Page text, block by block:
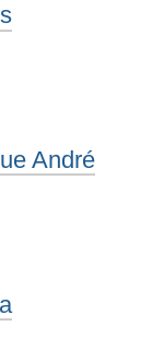
André